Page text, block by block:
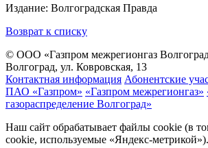
Издание: Волгоградская Правда
Возврат к списку
© ООО «Газпром межрегионгаз
Волгоград, ул. Ковровская, 13
Контактная информация Абонентские
ПАО «Газпром» «Газпром межрегионгаз»
газораспределение Волгоград»
Наш сайт обрабатывает файлы cookie (в
cookie, используемые «Яндекс-